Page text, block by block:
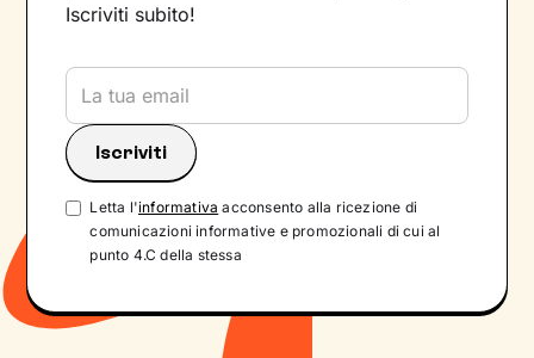
Iscriviti subito!
Letta l'informativa acconsento alla ricezione di
comunicazioni informative e promozionali di cui al
punto 4.C della stessa